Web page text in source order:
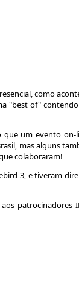
como
"best of"
um evento on-
mas alguns
colaboraram!
3, e tiveram
patrocinadores